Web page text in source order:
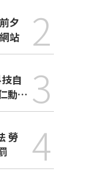
夕
站
2
勳觀 3
勞
4